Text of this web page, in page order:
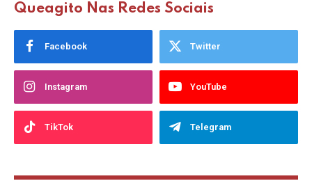
Queagito Nas Redes Sociais
Facebook Twitter
Instagram YouTube
TikTok Telegram